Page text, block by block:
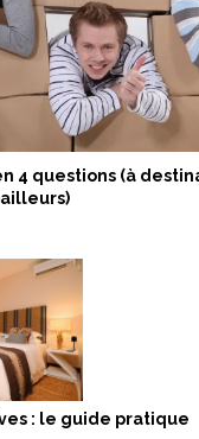
4 questions (à
: le guide pratique